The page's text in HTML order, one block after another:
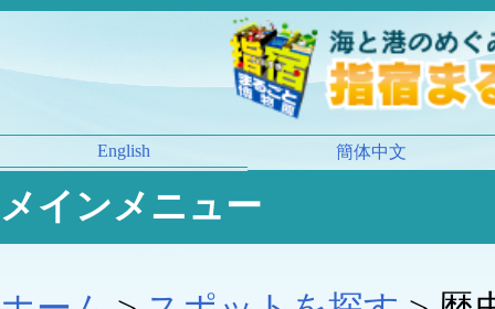
English 簡体中文
メインメニュー